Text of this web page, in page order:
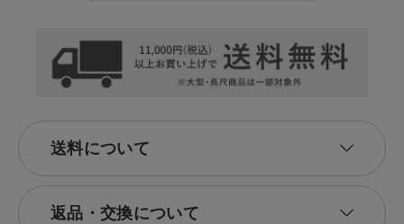
送料について
返品・交換について